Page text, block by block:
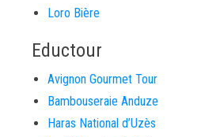
Loro Bière
Eductour
Avignon Gourmet Tour
Bambouseraie Anduze
Haras National d’Uzès